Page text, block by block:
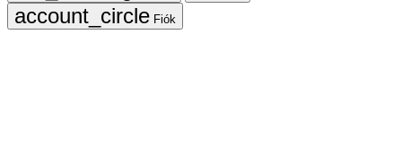
Fiók